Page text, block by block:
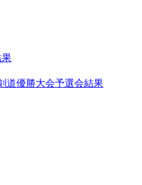
果
道優勝大会予選会結果